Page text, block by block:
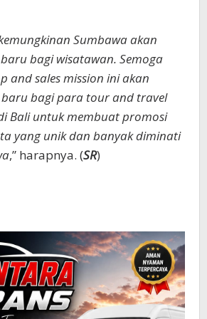
Sumbawa akan
bagi wisatawan. Semoga
and sales mission ini akan
bagi para tour and travel
Bali untuk membuat promosi
yang unik dan banyak diminati
,” harapnya. (SR)